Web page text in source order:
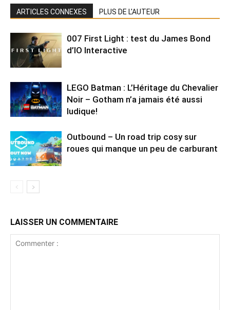
ARTICLES CONNEXES PLUS DE L'AUTEUR
007 First Light : test du James Bond
d’IO Interactive
LEGO Batman : L’Héritage du Chevalier
Noir – Gotham n’a jamais été aussi
ludique!
Outbound – Un road trip cosy sur
roues qui manque un peu de carburant
LAISSER UN COMMENTAIRE